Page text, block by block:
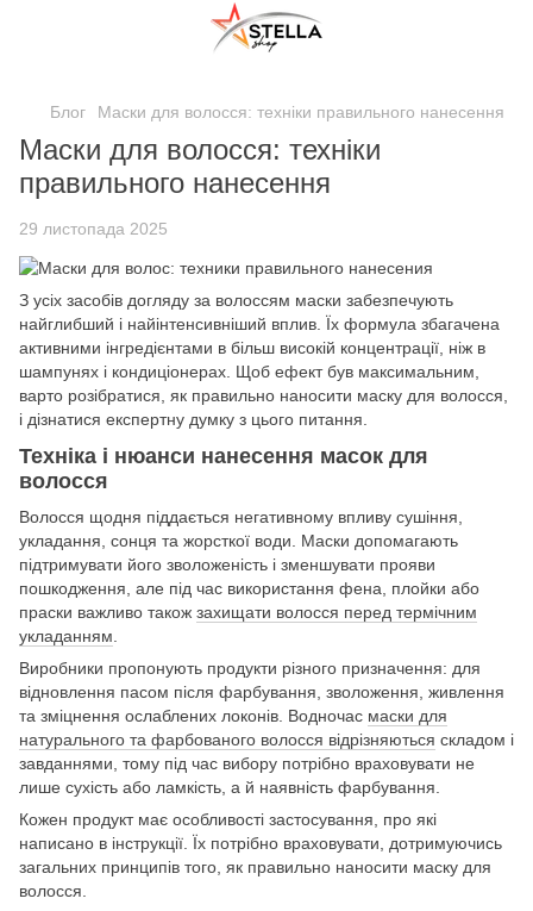
Блог Маски для волосся: техніки правильного нанесення
Маски для волосся: техніки
правильного нанесення
29 листопада 2025
З усіх засобів догляду за волоссям маски забезпечують
найглибший і найінтенсивніший вплив. Їх формула збагачена
активними інгредієнтами в більш високій концентрації, ніж в
шампунях і кондиціонерах. Щоб ефект був максимальним,
варто розібратися, як правильно наносити маску для волосся,
і дізнатися експертну думку з цього питання.
Техніка і нюанси нанесення масок для
волосся
Волосся щодня піддається негативному впливу сушіння,
укладання, сонця та жорсткої води. Маски допомагають
підтримувати його зволоженість і зменшувати прояви
пошкодження, але під час використання фена, плойки або
праски важливо також захищати волосся перед термічним
укладанням
Виробники пропонують продукти різного призначення: для
відновлення пасом після фарбування, зволоження, живлення
та зміцнення ослаблених локонів. Водночас маски для
натурального та фарбованого волосся відрізняються складом і
завданнями, тому під час вибору потрібно враховувати не
лише сухість або ламкість, а й наявність фарбування.
Кожен продукт має особливості застосування, про які
написано в інструкції. Їх потрібно враховувати, дотримуючись
загальних принципів того, як правильно наносити маску для
волосся.